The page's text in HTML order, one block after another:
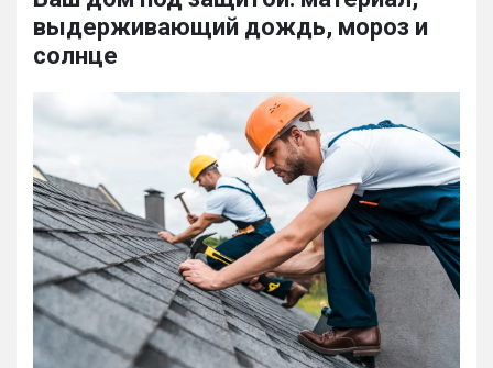
выдерживающий дождь, мороз и
солнце